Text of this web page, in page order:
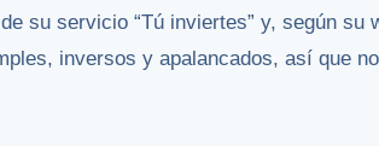
su servicio “Tú inviertes” y, según su
inversos y apalancados, así que